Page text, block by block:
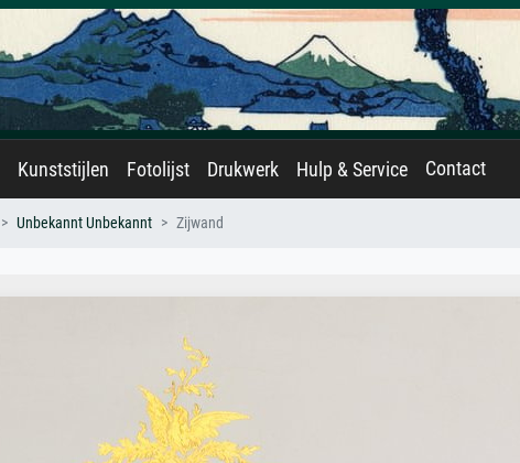
Kunststijlen Fotolijst Drukwerk Hulp & Service Contact
Unbekannt Unbekannt Zijwand